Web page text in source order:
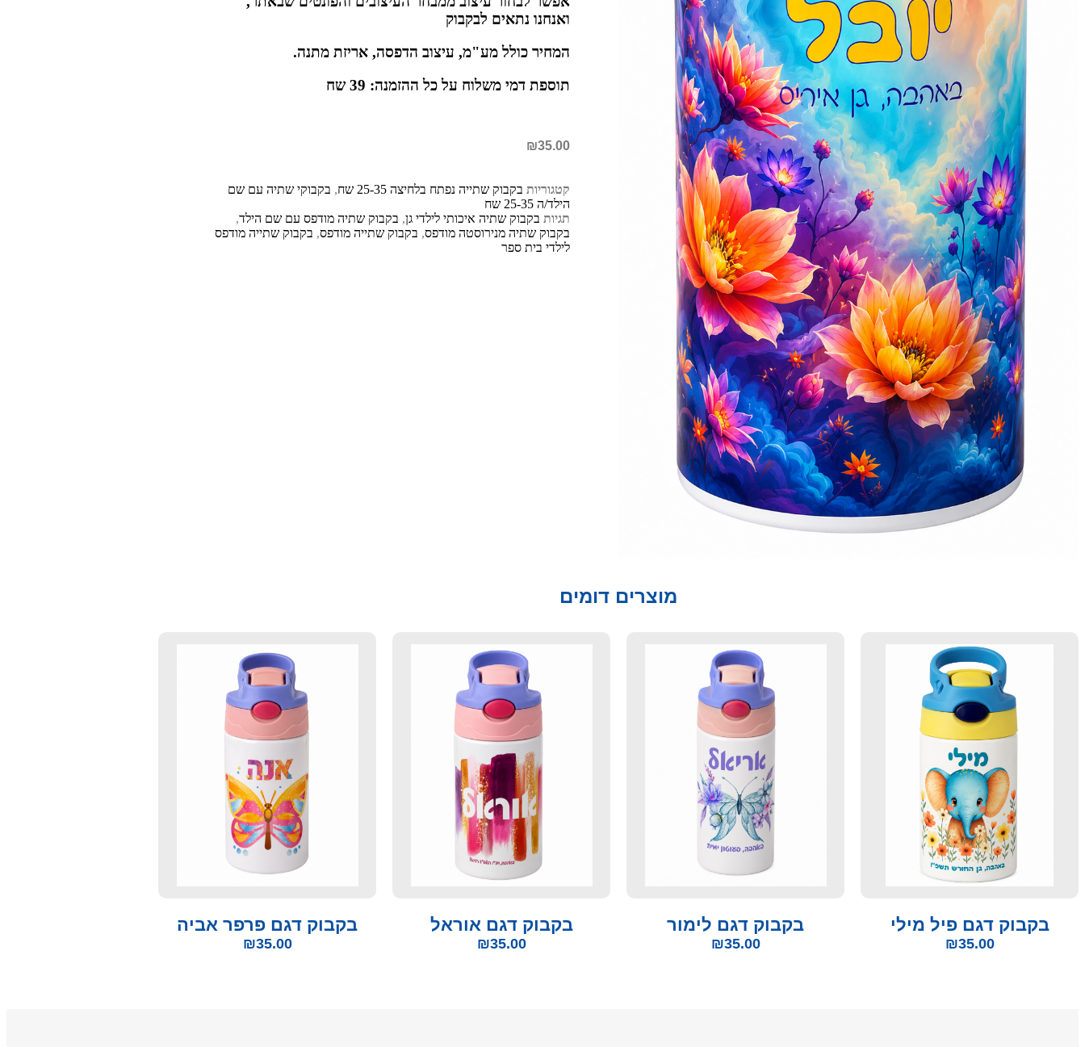
ואנחנו נתאים לבקבוק
המחיר כולל מע"מ, עיצוב הדפסה, אריזת מתנה.
תוספת דמי משלוח על כל ההזמנה: 39 שח
₪35.00
קטגוריות בקבוק שתייה נפתח בלחיצה 25-35 שח , בקבוקי שתיה עם שם
הילד/ה 25-35 שח
תגיות בקבוק שתיה איכותי לילדי גן, בקבוק שתיה מודפס עם שם הילד,
בקבוק שתיה מנירוסטה מודפס, בקבוק שתייה מודפס, בקבוק שתייה מודפס
לילדי בית ספר
מוצרים דומים
בקבוק דגם פיל מילי
₪35.00
בקבוק דגם לימור
₪35.00
בקבוק דגם אוראל
₪35.00
בקבוק דגם פרפר אביה
₪35.00